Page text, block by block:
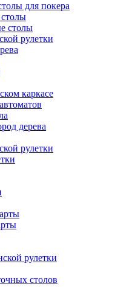
для покера
столы
рулетки
каркасе
дерева
рулетки
рулетки
столов